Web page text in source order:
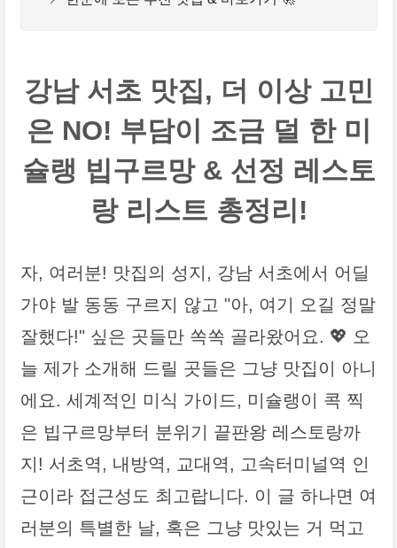
강남 서초 맛집, 더 이상 고민
은 NO! 부담이 조금 덜 한 미
슐랭 빕구르망 & 선정 레스토
랑 리스트 총정리!
자, 여러분! 맛집의 성지, 강남 서초에서 어딜
가야 발 동동 구르지 않고 "아, 여기 오길 정말
잘했다!" 싶은 곳들만 쏙쏙 골라왔어요. 💖 오
늘 제가 소개해 드릴 곳들은 그냥 맛집이 아니
에요. 세계적인 미식 가이드, 미슐랭이 콕 찍
은 빕구르망부터 분위기 끝판왕 레스토랑까
지! 서초역, 내방역, 교대역, 고속터미널역 인
근이라 접근성도 최고랍니다. 이 글 하나면 여
러분의 특별한 날, 혹은 그냥 맛있는 거 먹고